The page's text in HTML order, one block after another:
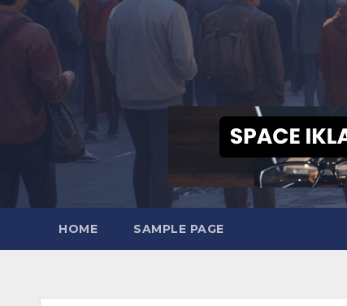
HOME SAMPLE PAGE